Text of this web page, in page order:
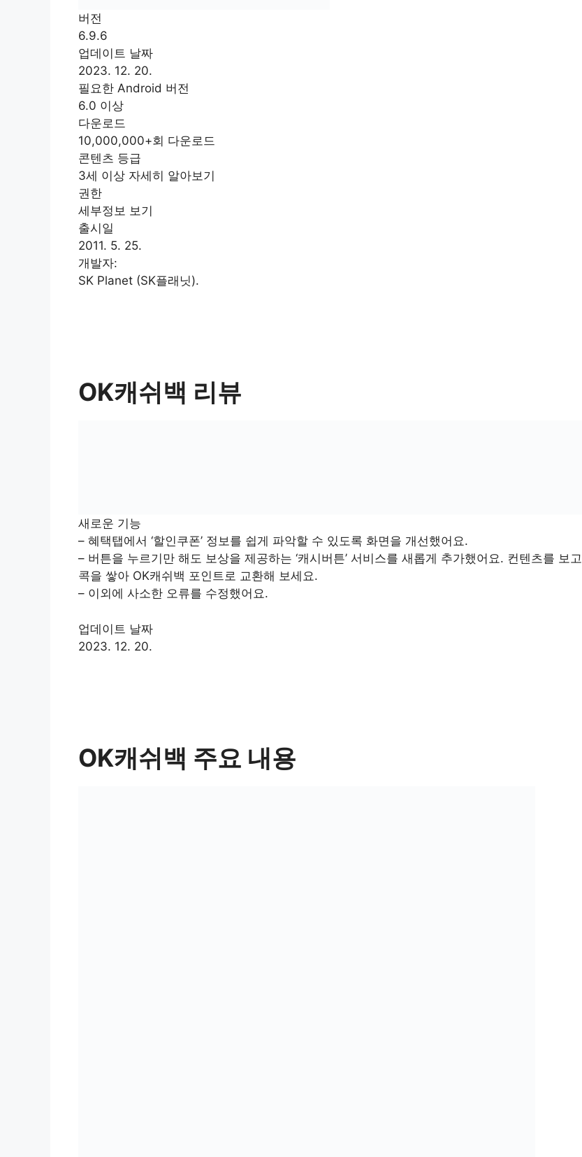
버전
6.9.6
업데이트 날짜
2023. 12. 20.
필요한 Android 버전
6.0 이상
다운로드
10,000,000+회 다운로드
콘텐츠 등급
3세 이상 자세히 알아보기
권한
세부정보 보기
출시일
2011. 5. 25.
개발자:
SK Planet (SK플래닛).
OK캐쉬백 리뷰
새로운 기능
– 혜택탭에서 ‘할인쿠폰’ 정보를 쉽게 파악할 수 있도록 화면을 개선했어요.
– 버튼을 누르기만 해도 보상을 제공하는 ‘캐시버튼’ 서비스를 새롭게 추가했어요. 컨텐츠를 보고
콕을 쌓아 OK캐쉬백 포인트로 교환해 보세요.
– 이외에 사소한 오류를 수정했어요.
업데이트 날짜
2023. 12. 20.
OK캐쉬백 주요 내용